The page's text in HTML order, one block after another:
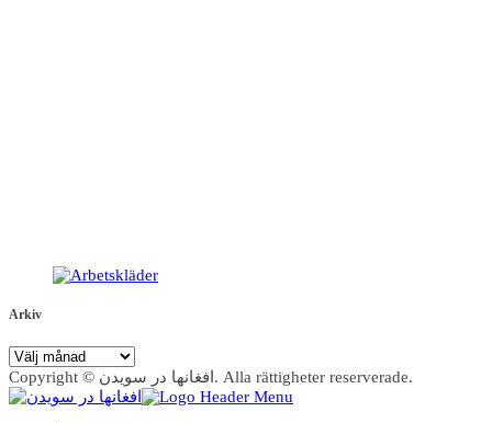
Arkiv
Arkiv
Copyright © افغانها در سویدن. Alla rättigheter reserverade.